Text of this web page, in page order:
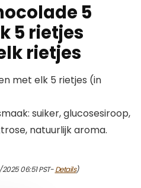
5
5 rietjes
rietjes
met elk 5 rietjes (in
suiker, glucosesiroop,
natuurlijk aroma.
06:51 PST-Details)